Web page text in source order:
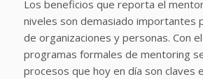
Los beneficios que reporta el
niveles son demasiado importantes
de organizaciones y personas. Con
programas formales de mentoring
procesos que hoy en día son claves